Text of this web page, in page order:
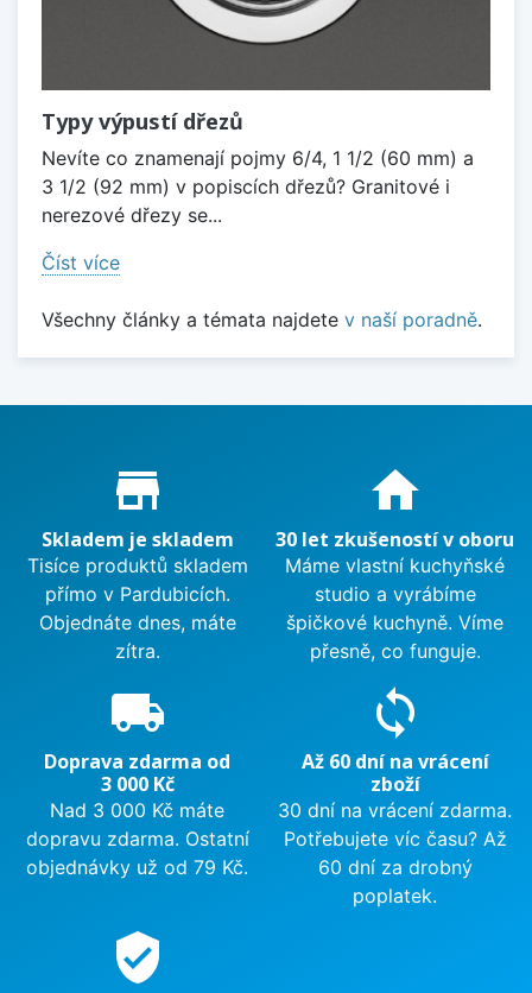
Typy výpustí dřezů
Nevíte co znamenají pojmy 6/4, 1 1/2 (60 mm) a
3 1/2 (92 mm) v popiscích dřezů? Granitové i
nerezové dřezy se...
Číst více
Všechny články a témata najdete v naší poradně.
Proč nakupovat u nás?
store_mall_directory
Skladem je skladem
Tisíce produktů skladem
přímo v Pardubicích.
Objednáte dnes, máte
zítra.
home
30 let zkušeností v oboru
Máme vlastní kuchyňské
studio a vyrábíme
špičkové kuchyně. Víme
přesně, co funguje.
local_shipping
Doprava zdarma od
3 000 Kč
Nad 3 000 Kč máte
dopravu zdarma. Ostatní
objednávky už od 79 Kč.
sync
Až 60 dní na vrácení
zboží
30 dní na vrácení zdarma.
Potřebujete víc času? Až
60 dní za drobný
poplatek.
verified_user